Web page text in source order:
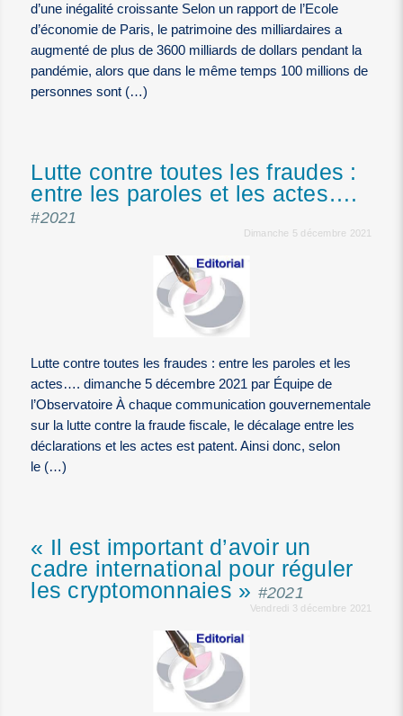
d’une inégalité croissante Selon un rapport de l’Ecole
d’économie de Paris, le patrimoine des milliardaires a
augmenté de plus de 3600 milliards de dollars pendant la
pandémie, alors que dans le même temps 100 millions de
personnes sont (…)
Lutte contre toutes les fraudes :
entre les paroles et les actes….
#2021
Dimanche 5 décembre 2021
Lutte contre toutes les fraudes : entre les paroles et les
actes…. dimanche 5 décembre 2021 par Équipe de
l’Observatoire À chaque communication gouvernementale
sur la lutte contre la fraude fiscale, le décalage entre les
déclarations et les actes est patent. Ainsi donc, selon
le (…)
« Il est important d’avoir un
cadre international pour réguler
les cryptomonnaies » #2021
Vendredi 3 décembre 2021